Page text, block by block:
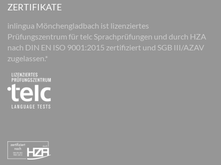
ZERTIFIKATE
inlingua Mönchengladbach ist lizenziertes
Prüfungszentrum für telc Sprachprüfungen und durch HZA
nach DIN EN ISO 9001:2015 zertifiziert und SGB III/AZAV
zugelassen.*